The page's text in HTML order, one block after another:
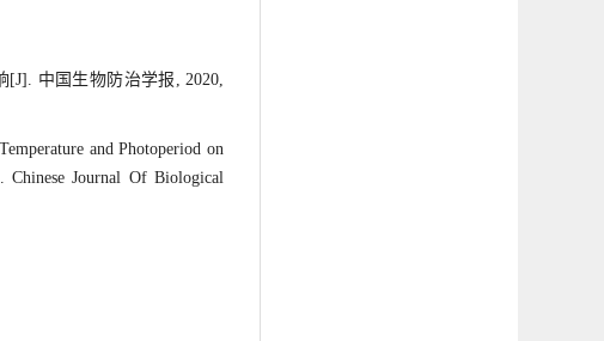
中国生物防治学报, 2020,
and Photoperiod on
Chinese Journal Of Biological